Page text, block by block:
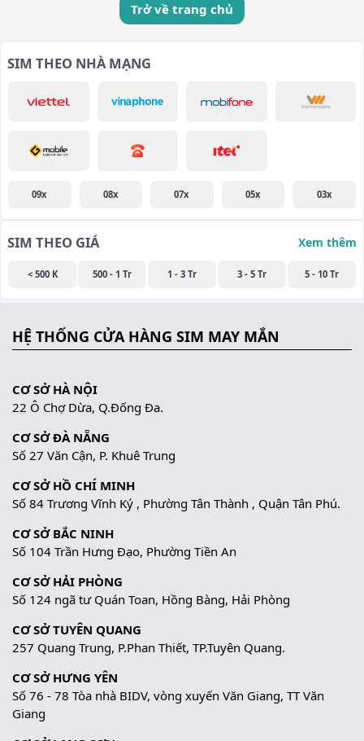
Trở về trang chủ
SIM THEO NHÀ MẠNG
09x 08x 07x 05x 03x
SIM THEO GIÁ Xem thêm
< 500 K 500 - 1 Tr 1 - 3 Tr 3 - 5 Tr 5 - 10 Tr
HỆ THỐNG CỬA HÀNG SIM MAY MẮN
CƠ SỞ HÀ NỘI
22 Ô Chợ Dừa, Q.Đống Đa.
CƠ SỞ ĐÀ NẴNG
Số 27 Văn Cận, P. Khuê Trung
CƠ SỞ HỒ CHÍ MINH
Số 84 Trương Vĩnh Ký , Phường Tân Thành , Quận Tân Phú.
CƠ SỞ BẮC NINH
Số 104 Trần Hưng Đạo, Phường Tiền An
CƠ SỞ HẢI PHÒNG
Số 124 ngã tư Quán Toan, Hồng Bàng, Hải Phòng
CƠ SỞ TUYÊN QUANG
257 Quang Trung, P.Phan Thiết, TP.Tuyên Quang.
CƠ SỞ HƯNG YÊN
Số 76 - 78 Tòa nhà BIDV, vòng xuyến Văn Giang, TT Văn
Giang